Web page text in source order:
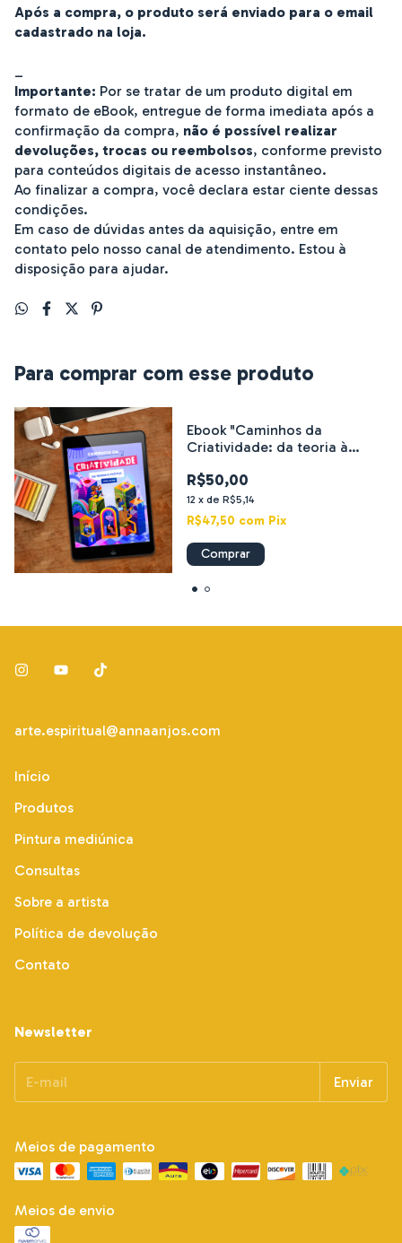
Após a compra, o produto será enviado para o email
cadastrado na loja.
_
Importante: Por se tratar de um produto digital em
formato de eBook, entregue de forma imediata após a
confirmação da compra, não é possível realizar
devoluções, trocas ou reembolsos, conforme previsto
para conteúdos digitais de acesso instantâneo.
Ao finalizar a compra, você declara estar ciente dessas
condições.
Em caso de dúvidas antes da aquisição, entre em
contato pelo nosso canal de atendimento. Estou à
disposição para ajudar.
Para comprar com esse produto
Ebook "Caminhos da
Criatividade: da teoria à
R$50,00
12 x de R$5,14
R$47,50 com Pix
arte.espiritual@annaanjos.com
Início
Produtos
Pintura mediúnica
Consultas
Sobre a artista
Política de devolução
Contato
Newsletter
Meios de pagamento
Meios de envio